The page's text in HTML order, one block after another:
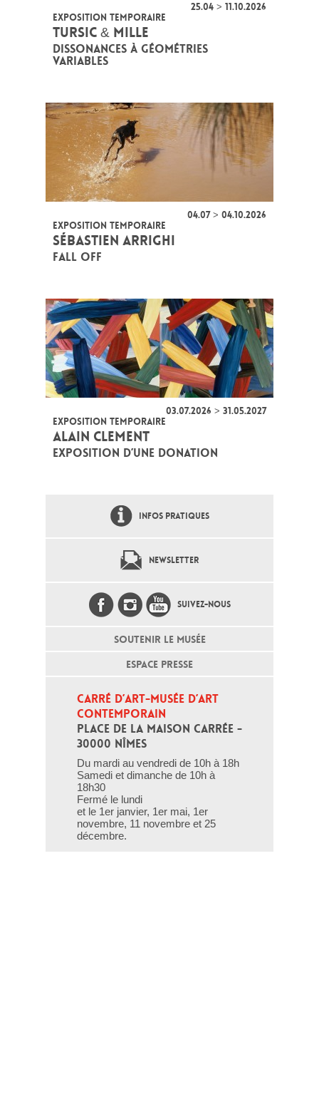
25.04 > 11.10.2026
EXPOSITION TEMPORAIRE
TURSIC & MILLE
DISSONANCES À GÉOMÉTRIES
VARIABLES
04.07 > 04.10.2026
EXPOSITION TEMPORAIRE
SÉBASTIEN ARRIGHI
FALL OFF
03.07.2026 > 31.05.2027
EXPOSITION TEMPORAIRE
ALAIN CLEMENT
EXPOSITION D’UNE DONATION
INFOS PRATIQUES
NEWSLETTER
SUIVEZ-NOUS
SOUTENIR LE MUSÉE
ESPACE PRESSE
CARRÉ D’ART-MUSÉE D’ART
CONTEMPORAIN
PLACE DE LA MAISON CARRÉE -
30000 NÎMES
Du mardi au vendredi de 10h à 18h
Samedi et dimanche de 10h à
18h30
Fermé le lundi
et le 1er janvier, 1er mai, 1er
novembre, 11 novembre et 25
décembre.